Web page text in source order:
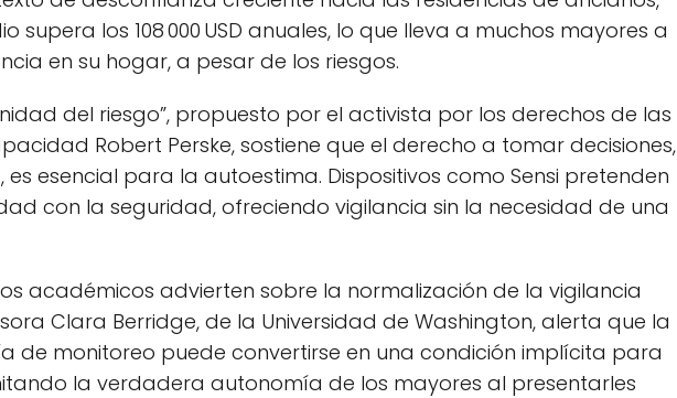
supera los 108 000 USD anuales, lo que lleva a muchos mayores a
en su hogar, a pesar de los riesgos.
del riesgo”, propuesto por el activista por los derechos de las
Robert Perske, sostiene que el derecho a tomar decisiones,
esencial para la autoestima. Dispositivos como Sensi pretenden
con la seguridad, ofreciendo vigilancia sin la necesidad de una
académicos advierten sobre la normalización de la vigilancia
Clara Berridge, de la Universidad de Washington, alerta que la
de monitoreo puede convertirse en una condición implícita para
la verdadera autonomía de los mayores al presentarles